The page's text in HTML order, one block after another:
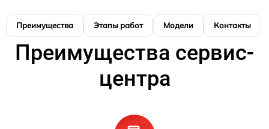
Преимущества Этапы работ Модели Контакты
Преимущества сервис-
центра